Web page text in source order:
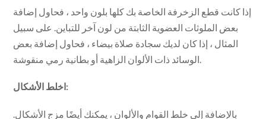
إذا كانت قطع الزخرفة الخاصة بك كلها بلون واحد ، فحاول إضافة
بعض الملوثات العضوية الثابتة من لون آخر للتباين. على سبيل
المثال ، إذا كان لديك سجادة صلاة بيضاء ، فحاول إضافة بعض
الوسائد ذات الألوان الزاهية أو بطانية رمي منقوشة.
اخلط الأشكال:
بالإضافة إلى خلط القوام والألوان ، يمكنك أيضًا مزج الأشكال.